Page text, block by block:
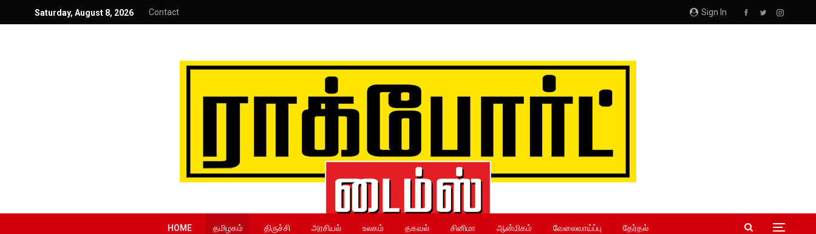
Sign In
Saturday, August 8, 2026 Contact
HOME தமிழகம் திருச்சி அரசியல் உலகம் தகவல் சினிமா ஆன்மிகம் வேலைவாய்ப்பு தேர்தல்